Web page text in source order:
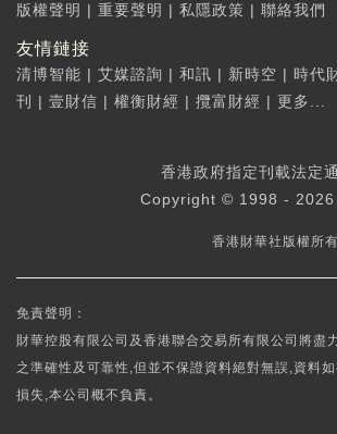
版權聲明 | 重要聲明 | 私隱政策 | 聯絡我們
友情鏈接
清博智能 | 艾媒諮詢 | 和訊 | 新時空 | 時代
刊
| 壹財信 | 權衡財經 | 攬富財經 | 更多...
香港政府指定刊載法定
Copyright © 1998 - 2026
香港財華社版權所
免責聲明：
財華控股有限公司及香港聯合交易所有限公司將盡
之準確性及可靠性,但並不保證資料絕對無誤,資料
損失,本公司概不負責。